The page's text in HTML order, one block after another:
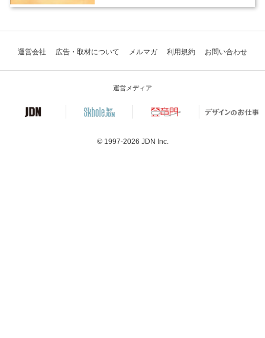
運営会社 広告・取材について メルマガ 利用規約 お問い合わせ
運営メディア
© 1997-2026 JDN Inc.